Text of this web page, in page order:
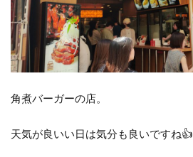
角煮バーガーの店。
天気が良いい日は気分も良いですね👍